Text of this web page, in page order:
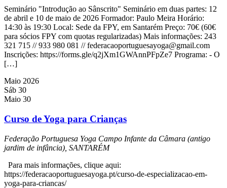
Seminário "Introdução ao Sânscrito" Seminário em duas partes: 12
de abril e 10 de maio de 2026 Formador: Paulo Meira Horário:
14:30 às 19:30 Local: Sede da FPY, em Santarém Preço: 70€ (60€
para sócios FPY com quotas regularizadas) Mais informações: 243
321 715 // 933 980 081 // federacaoportuguesayoga@gmail.com
Inscrições: https://forms.gle/q2jXm1GWAnnPFpZe7 Programa: - O
[…]
Maio 2026
Sáb 30
Maio 30
Curso de Yoga para Crianças
Federação Portuguesa Yoga Campo Infante da Câmara (antigo
jardim de infância), SANTARÉM
Para mais informações, clique aqui:
https://federacaoportuguesayoga.pt/curso-de-especializacao-em-
yoga-para-criancas/